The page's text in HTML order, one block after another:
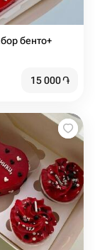
15 000֏